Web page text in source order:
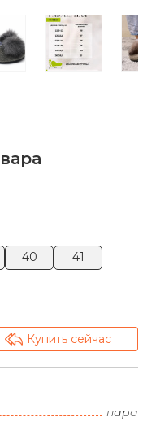
40 41
arrowshape_turn_up_left_2 Купить сейчас
пара